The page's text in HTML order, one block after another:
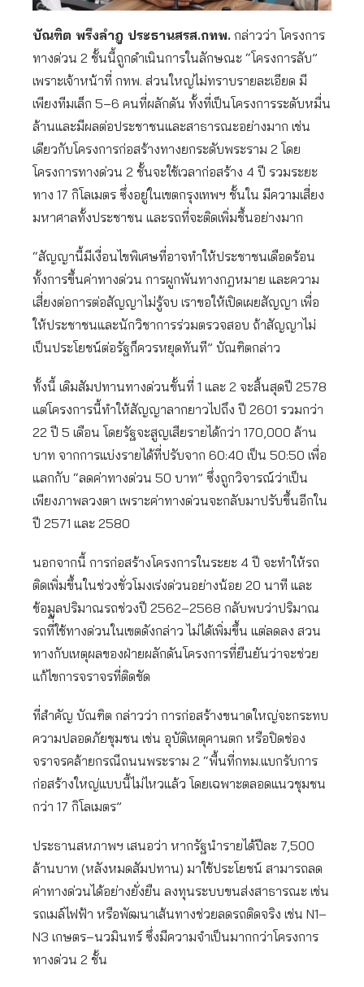
บัณฑิต พรึงลำภู ประธานสรส.กทพ. กล่าวว่า โครงการ
ทางด่วน 2 ชั้นนี้ถูกดำเนินการในลักษณะ “โครงการลับ”
เพราะเจ้าหน้าที่ กทพ. ส่วนใหญ่ไม่ทราบรายละเอียด มี
เพียงทีมเล็ก 5–6 คนที่ผลักดัน ทั้งที่เป็นโครงการระดับหมื่น
ล้านและมีผลต่อประชาชนและสาธารณะอย่างมาก เช่น
เดียวกับโครงการก่อสร้างทางยกระดับพระราม 2 โดย
โครงการทางด่วน 2 ชั้นจะใช้เวลาก่อสร้าง 4 ปี รวมระยะ
ทาง 17 กิโลเมตร ซึ่งอยู่ในเขตกรุงเทพฯ ชั้นใน มีความเสี่ยง
มหาศาลทั้งประชาชน และรถที่จะติดเพิ่มชึ้นอย่างมาก
“สัญญานี้มีเงื่อนไขพิเศษที่อาจทำให้ประชาชนเดือดร้อน
ทั้งการขึ้นค่าทางด่วน การผูกพันทางกฎหมาย และความ
เสี่ยงต่อการต่อสัญญาไม่รู้จบ เราขอให้เปิดเผยสัญญา เพื่อ
ให้ประชาชนและนักวิชาการร่วมตรวจสอบ ถ้าสัญญาไม่
เป็นประโยชน์ต่อรัฐก็ควรหยุดทันที” บัณฑิตกล่าว
ทั้งนี้ เดิมสัมปทานทางด่วนขั้นที่ 1 และ 2 จะสิ้นสุดปี 2578
แต่โครงการนี้ทำให้สัญญาลากยาวไปถึง ปี 2601 รวมกว่า
22 ปี 5 เดือน โดยรัฐจะสูญเสียรายได้กว่า 170,000 ล้าน
บาท จากการแบ่งรายได้ที่ปรับจาก 60:40 เป็น 50:50 เพื่อ
แลกกับ “ลดค่าทางด่วน 50 บาท” ซึ่งถูกวิจารณ์ว่าเป็น
เพียงภาพลวงตา เพราะค่าทางด่วนจะกลับมาปรับขึ้นอีกใน
ปี 2571 และ 2580
นอกจากนี้ การก่อสร้างโครงการในระยะ 4 ปี จะทำให้รถ
ติดเพิ่มขึ้นในช่วงขั่วโมงเร่งด่วนอย่างน้อย 20 นาที และ
ข้อมูลปริมาณรถช่วงปี 2562–2568 กลับพบว่าปริมาณ
รถที่ีใช้ทางด่วนในเขตดังกล่าว ไม่ได้เพิ่มขึ้น แต่ลดลง สวน
ทางกับเหตุผลของฝ่ายผลักดันโครงการที่ยืนยันว่าจะช่วย
แก้ไขการจราจรที่ติดขัด
ที่สำคัญ บัณฑิต กล่าวว่า การก่อสร้างขนาดใหญ่จะกระทบ
ความปลอดภัยชุมชน เช่น อุบัติเหตุคานตก หรือปิดช่อง
จราจรคล้ายกรณีถนนพระราม 2 “พื้นที่กทม.แบกรับการ
ก่อสร้างใหญ่แบบนี้ไม่ไหวแล้ว โดยเฉพาะตลอดแนวชุมชน
กว่า 17 กิโลเมตร”
ประธานสหภาพฯ เสนอว่า หากรัฐนำรายได้ปีละ 7,500
ล้านบาท (หลังหมดสัมปทาน) มาใช้ประโยชน์ สามารถลด
ค่าทางด่วนได้อย่างยั่งยืน ลงทุนระบบขนส่งสาธารณะ เช่น
รถเมล์ไฟฟ้า หรือพัฒนาเส้นทางช่วยลดรถติดจริง เช่น N1–
N3 เกษตร–นวมินทร์ ซึ่งมีความจำเป็นมากกว่าโครงการ
ทางด่วน 2 ชั้น